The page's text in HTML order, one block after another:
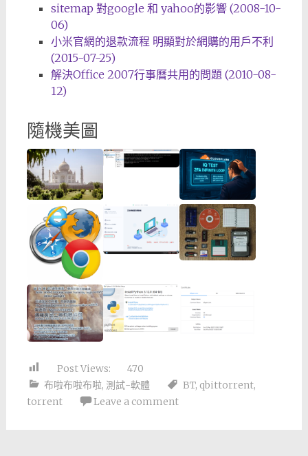
sitemap 對google 和 yahoo的影響 (2008-10-
06)
小米官網的退款流程 明顯對於網購的用戶不利
(2015-07-25)
解決Office 2007行事曆共用的問題 (2010-08-
12)
隨機美圖
Post Views:
470
布啦布啦布啦, 測試-軟體 BT, qbittorrent,
torrent
Leave a comment